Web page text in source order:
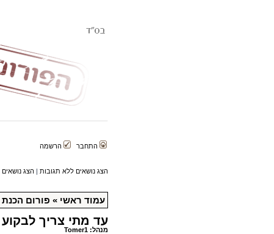
התחבר הרשמה
הצג נושאים ללא תגובות | הצג נושאים
עמוד ראשי » פורום הכנת
עד מתי צריך
מנהל: Tomer1